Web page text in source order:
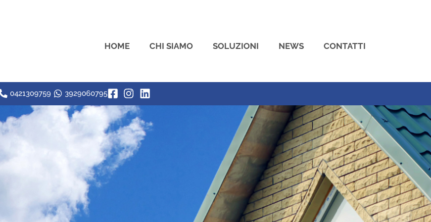
HOME CHI SIAMO SOLUZIONI NEWS CONTATTI
0421309759 3929060795